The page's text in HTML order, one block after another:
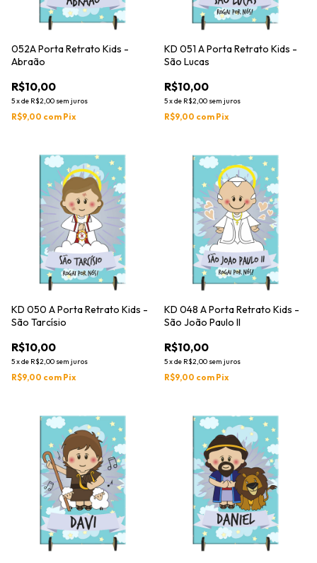
052A Porta Retrato Kids -
Abraão
R$10,00
5xde R$2,00 sem juros
R$9,00 com Pix
KD 051 A Porta Retrato Kids -
São Lucas
R$10,00
5xde R$2,00 sem juros
R$9,00 com Pix
KD 050 A Porta Retrato Kids -
São Tarcísio
R$10,00
5xde R$2,00 sem juros
R$9,00 com Pix
KD 048 A Porta Retrato Kids -
São João Paulo II
R$10,00
5xde R$2,00 sem juros
R$9,00 com Pix